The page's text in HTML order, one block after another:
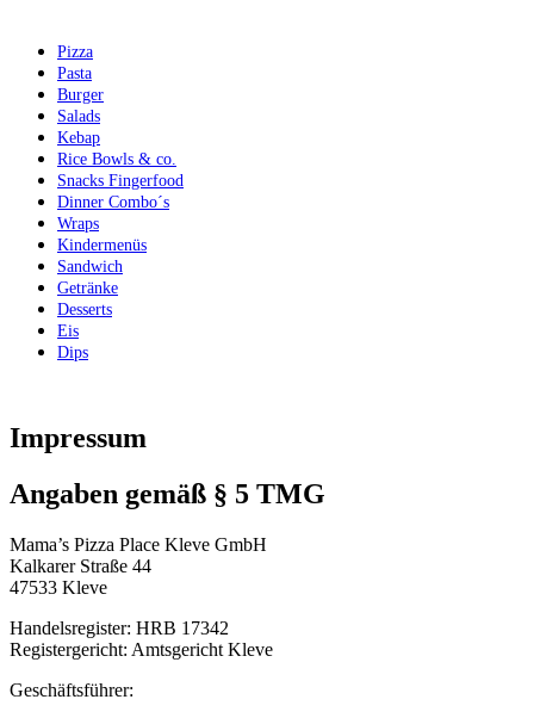
Pizza
Pasta
Burger
Salads
Kebap
Rice Bowls & co.
Snacks Fingerfood
Dinner Combo´s
Wraps
Kindermenüs
Sandwich
Getränke
Desserts
Eis
Dips
Impressum
Angaben gemäß § 5 TMG
Mama’s Pizza Place Kleve GmbH
Kalkarer Straße 44
47533 Kleve
Handelsregister: HRB 17342
Registergericht: Amtsgericht Kleve
Geschäftsführer: